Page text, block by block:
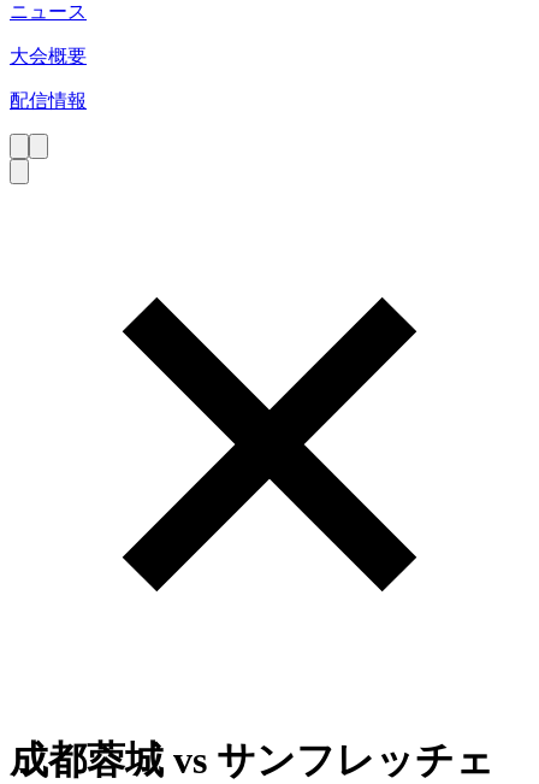
ニュース
大会概要
配信情報
成都蓉城 vs サンフレッチェ